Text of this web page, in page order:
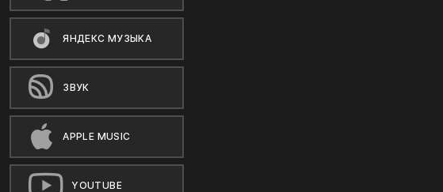
ЯНДЕКС МУЗЫКА
ЗВУК
APPLE MUSIC
YOUTUBE